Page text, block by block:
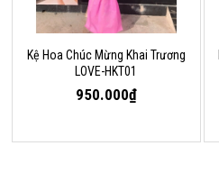
Kệ Hoa Chúc Mừng Khai Trương
LOVE-HKT01
950.000₫